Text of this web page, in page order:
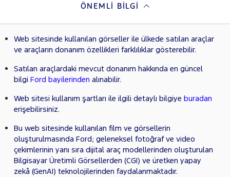
ÖNEMLI BILGI
Web sitesinde kullanılan görseller ile ülkede satılan araçlar
ve araçların donanım özellikleri farklılıklar gösterebilir.
Satılan araçlardaki mevcut donanım hakkında en güncel
bilgi Ford bayilerinden alınabilir.
Web sitesi kullanım şartları ile ilgili detaylı bilgiye buradan
erişebilirsiniz.
Bu web sitesinde kullanılan film ve görsellerin
oluşturulmasında Ford; geleneksel fotoğraf ve video
çekimlerinin yanı sıra dijital araç modellerinden oluşturulan
Bilgisayar Üretimli Görsellerden (CGI) ve üretken yapay
zekâ (GenAI) teknolojilerinden faydalanmaktadır.